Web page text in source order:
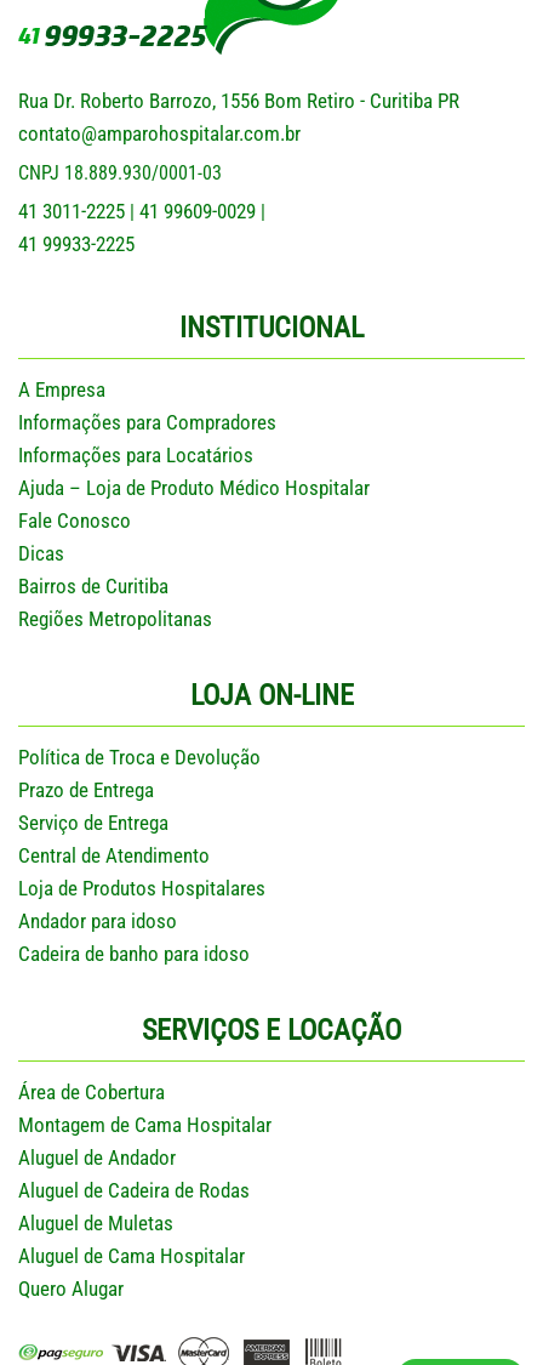
Rua Dr. Roberto Barrozo, 1556 Bom Retiro - Curitiba PR
contato@amparohospitalar.com.br
CNPJ 18.889.930/0001-03
41 3011-2225 | 41 99609-0029 |
41 99933-2225
INSTITUCIONAL
A Empresa
Informações para Compradores
Informações para Locatários
Ajuda – Loja de Produto Médico Hospitalar
Fale Conosco
Dicas
Bairros de Curitiba
Regiões Metropolitanas
LOJA ON-LINE
Política de Troca e Devolução
Prazo de Entrega
Serviço de Entrega
Central de Atendimento
Loja de Produtos Hospitalares
Andador para idoso
Cadeira de banho para idoso
SERVIÇOS E LOCAÇÃO
Área de Cobertura
Montagem de Cama Hospitalar
Aluguel de Andador
Aluguel de Cadeira de Rodas
Aluguel de Muletas
Aluguel de Cama Hospitalar
Quero Alugar